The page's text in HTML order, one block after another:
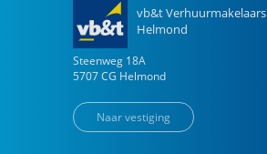
vb&t Verhuurmakelaars
Helmond
Steenweg 18A
5707 CG Helmond
Naar vestiging